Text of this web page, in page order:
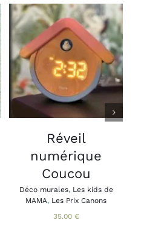
AJOUTER AU
PANIER
/
DÉTAILS
Réveil
numérique
Coucou
Déco murales, Les kids de
MAMA, Les Prix Canons
35.00 €